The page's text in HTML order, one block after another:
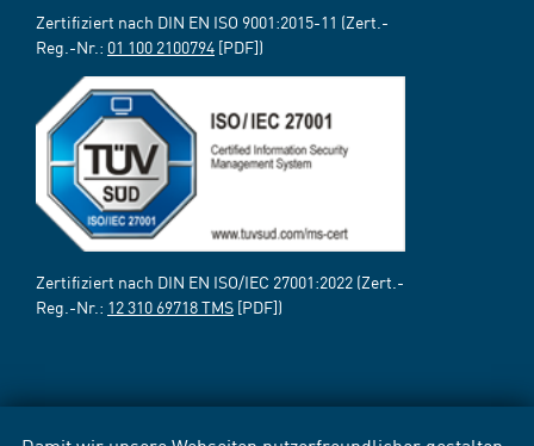
Zertifiziert nach DIN EN ISO 9001:2015-11 (Zert.-
Reg.-Nr.: 01 100 2100794 [PDF])
Zertifiziert nach DIN EN ISO/IEC 27001:2022 (Zert.-
Reg.-Nr.: 12 310 69718 TMS [PDF])